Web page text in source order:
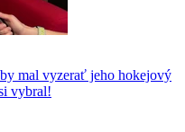
mal vyzerať jeho hokejový
vybral!